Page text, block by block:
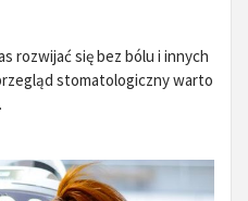
rozwijać się bez bólu i innych
stomatologiczny warto